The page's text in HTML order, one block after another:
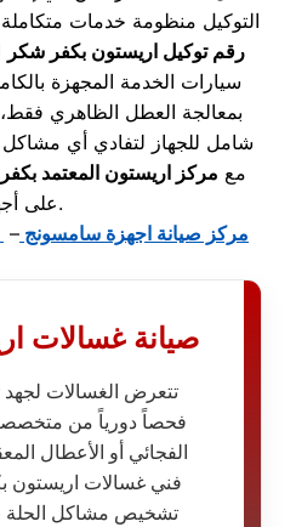
التوكيل منظومة خدمات متكاملة
رقم توكيل اريستون بكفر شكر
سيارات الخدمة المجهزة
بمعالجة العطل الظاهري
شامل للجهاز لتفادي أي مشاكل
مع مركز اريستون المعتمد
على أجهزتك.
مركز صيانة اجهزة سامسونج –
صيانة غسالات
تتعرض الغسالات
فحصاً دورياً من
الفجائي أو الأعطال
فني غسالات اريستون
تشخيص مشاكل الحلة